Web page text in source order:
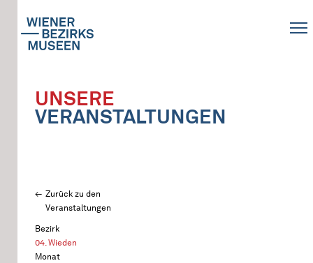
UNSERE
VERANSTALTUNGEN
Zurück zu den
Veranstaltungen
Bezirk
04. Wieden
Monat